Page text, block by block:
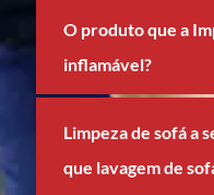
O produto que a
inflamável?
Limpeza de sofá a
que lavagem de